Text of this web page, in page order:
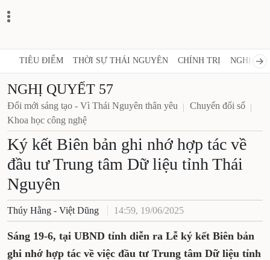
TIÊU ĐIỂM THỜI SỰ THÁI NGUYÊN CHÍNH TRỊ NGHỊ
NGHỊ QUYẾT 57
Đổi mới sáng tạo - Vì Thái Nguyên thân yêu
Chuyển đổi số
Khoa học công nghệ
Ký kết Biên bản ghi nhớ hợp tác về
đầu tư Trung tâm Dữ liệu tỉnh Thái
Nguyên
Thúy Hằng - Việt Dũng 14:59, 19/06/2025
Sáng 19-6, tại UBND tỉnh diễn ra Lễ ký kết Biên bản
ghi nhớ hợp tác về việc đầu tư Trung tâm Dữ liệu tỉnh